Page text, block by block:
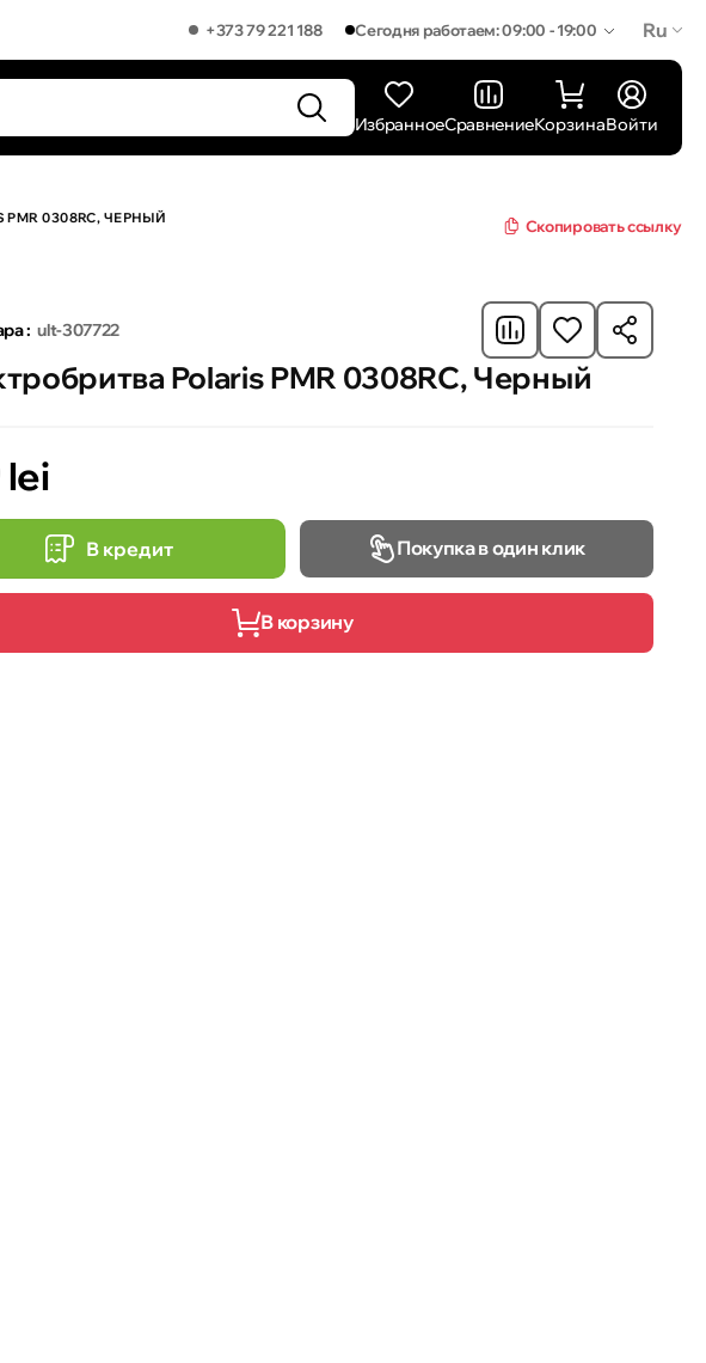
+373 79 221 188 Сегодня работаем: 09:00 - 19:00 Ru
ИзбранноеСравнениеКорзинаВойти
0308RC, ЧЕРНЫЙ Скопировать ссылку
: ult-307722
Polaris PMR 0308RC, Черный
lei
В кредит Покупка в один клик
В корзину